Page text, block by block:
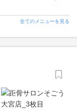
全てのメニューを見る